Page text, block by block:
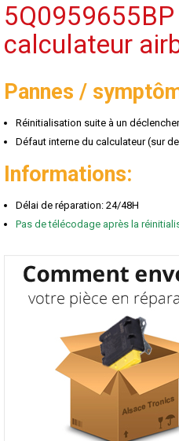
calculateur
Pannes /
Réinitialisation suite à un
Défaut interne du calculateur (sur
Informations:
Délai de réparation: 24/48H
Pas de télécodage après la